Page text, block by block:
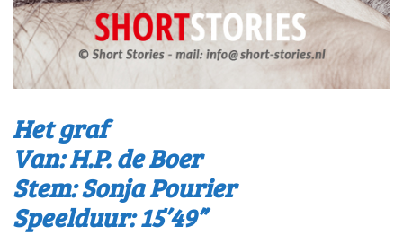
Het graf
Van: H.P. de Boer
Stem: Sonja Pourier
Speelduur: 15’49”